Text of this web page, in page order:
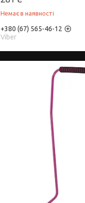
Немає в наявності
+380 (67) 565-46-12
Viber